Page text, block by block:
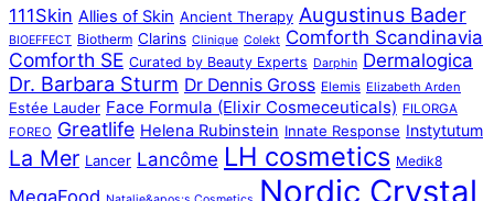
111Skin Allies of Skin Ancient Therapy Augustinus Bader
BIOEFFECT Biotherm Clarins Clinique Colekt Comforth Scandinavia
Comforth SE Curated by Beauty Experts Darphin Dermalogica
Dr. Barbara Sturm Dr Dennis Gross Elemis Elizabeth Arden
Estée Lauder Face Formula (Elixir Cosmeceuticals) FILORGA
FOREO Greatlife Helena Rubinstein Innate Response Instytutum
La Mer Lancer Lancôme LH cosmetics Medik8
MegaFood Nordic Crystal